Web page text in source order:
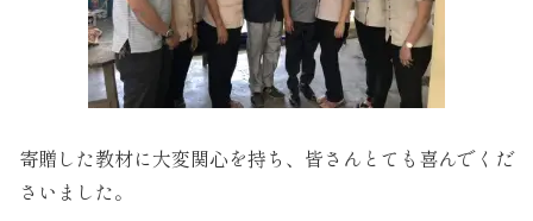
寄贈した教材に大変関心を持ち、皆さんとても喜んでくだ
さいました。